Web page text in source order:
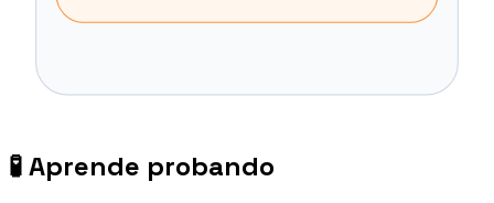
🧪Aprende probando